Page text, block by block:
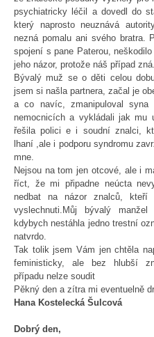
psychiatricky léčil a dovedl do
který naprosto neuznává
nezná pomalu ani svého bratra.
spojení s pane Paterou,
jeho názor, protože náš případ zná.
Bývalý muž se o děti celou
jsem si našla partnera, začal je
a co navíc, zmanipuloval
nemocnicích a vykládali jak mu
řešila polici e i soudní znalci,
lhaní ,ale i podporu syndromu
mne.
Nejsou na tom jen otcové, ale i
říct, že mi připadne neúcta
nedbat na názor znalců,
vyslechnuti.Můj bývalý manžel
kdybych nestáhla jedno trestní
natvrdo.
Tak tolik jsem Vám jen chtěla
feministicky, ale bez hlubší
případu nelze soudit
Pěkný den a zítra mi eventuelně
Hana Kostelecká Šulcová
Dobrý den,